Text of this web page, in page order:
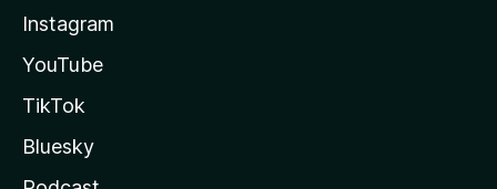
Instagram
YouTube
TikTok
Bluesky